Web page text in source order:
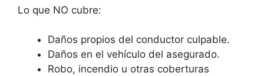
Lo que NO cubre:
Daños propios del conductor culpable.
Daños en el vehículo del asegurado.
Robo, incendio u otras coberturas